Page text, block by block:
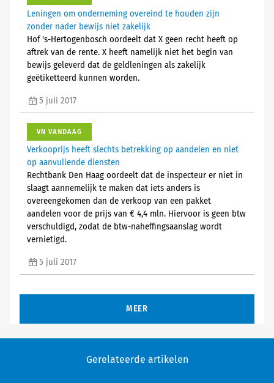
Leningen om onderneming overeind te houden zijn
zonder nader bewijs niet zakelijk
Hof 's-Hertogenbosch oordeelt dat X geen recht heeft op
aftrek van de rente. X heeft namelijk niet het begin van
bewijs geleverd dat de geldleningen als zakelijk
geëtiketteerd kunnen worden.
5 juli 2017
VN VANDAAG
Verkooprijs heeft slechts betrekking op aandelen en niet
op aanvullende diensten
Rechtbank Den Haag oordeelt dat de inspecteur er niet in
slaagt aannemelijk te maken dat iets anders is
overeengekomen dan de verkoop van een pakket
aandelen voor de prijs van € 4,4 mln. Hiervoor is geen btw
verschuldigd, zodat de btw-naheffingsaanslag wordt
vernietigd.
5 juli 2017
MEER
Gerelateerde artikelen